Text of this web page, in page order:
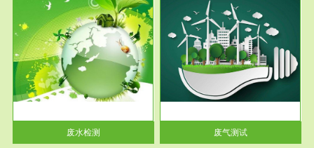
废水检测
服务范围
废气测试
检测范围工业废气检测包括有机
废气和无机废气。有机废气主要
包括...
废气测试